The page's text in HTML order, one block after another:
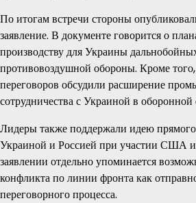
По итогам встречи стороны
заявление. В документе говорится о
производству для Украины
противовоздушной обороны. Кроме
переговоров обсудили расширение
сотрудничества с Украиной в оборонной
Лидеры также поддержали идею
Украиной и Россией при участии США и
заявлении отдельно упоминается
конфликта по линии фронта как
переговорного процесса.